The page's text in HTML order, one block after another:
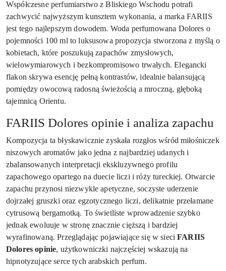
Współczesne perfumiarstwo z Bliskiego Wschodu potrafi
zachwycić najwyższym kunsztem wykonania, a marka FARIIS
jest tego najlepszym dowodem. Woda perfumowana Dolores o
pojemności 100 ml to luksusowa propozycja stworzona z myślą o
kobietach, które poszukują zapachów zmysłowych,
wielowymiarowych i bezkompromisowo trwałych. Elegancki
flakon skrywa esencję pełną kontrastów, idealnie balansującą
pomiędzy owocową radosną świeżością a mroczną, głęboką
tajemnicą Orientu.
FARIIS Dolores opinie i analiza zapachu
Kompozycja ta błyskawicznie zyskała rozgłos wśród miłośniczek
niszowych aromatów jako jedna z najbardziej udanych i
zbalansowanych interpretacji ekskluzywnego profilu
zapachowego opartego na duecie liczi i róży tureckiej. Otwarcie
zapachu przynosi niezwykle apetyczne, soczyste uderzenie
dojrzałej gruszki oraz egzotycznego liczi, delikatnie przełamane
cytrusową bergamotką. To świetliste wprowadzenie szybko
jednak ewoluuje w stronę znacznie cięższą i bardziej
wyrafinowaną. Przeglądając pojawiające się w sieciFARIIS
Dolores opinie, użytkowniczki najczęściej wskazują na
hipnotyzujące serce tych arabskich perfum.